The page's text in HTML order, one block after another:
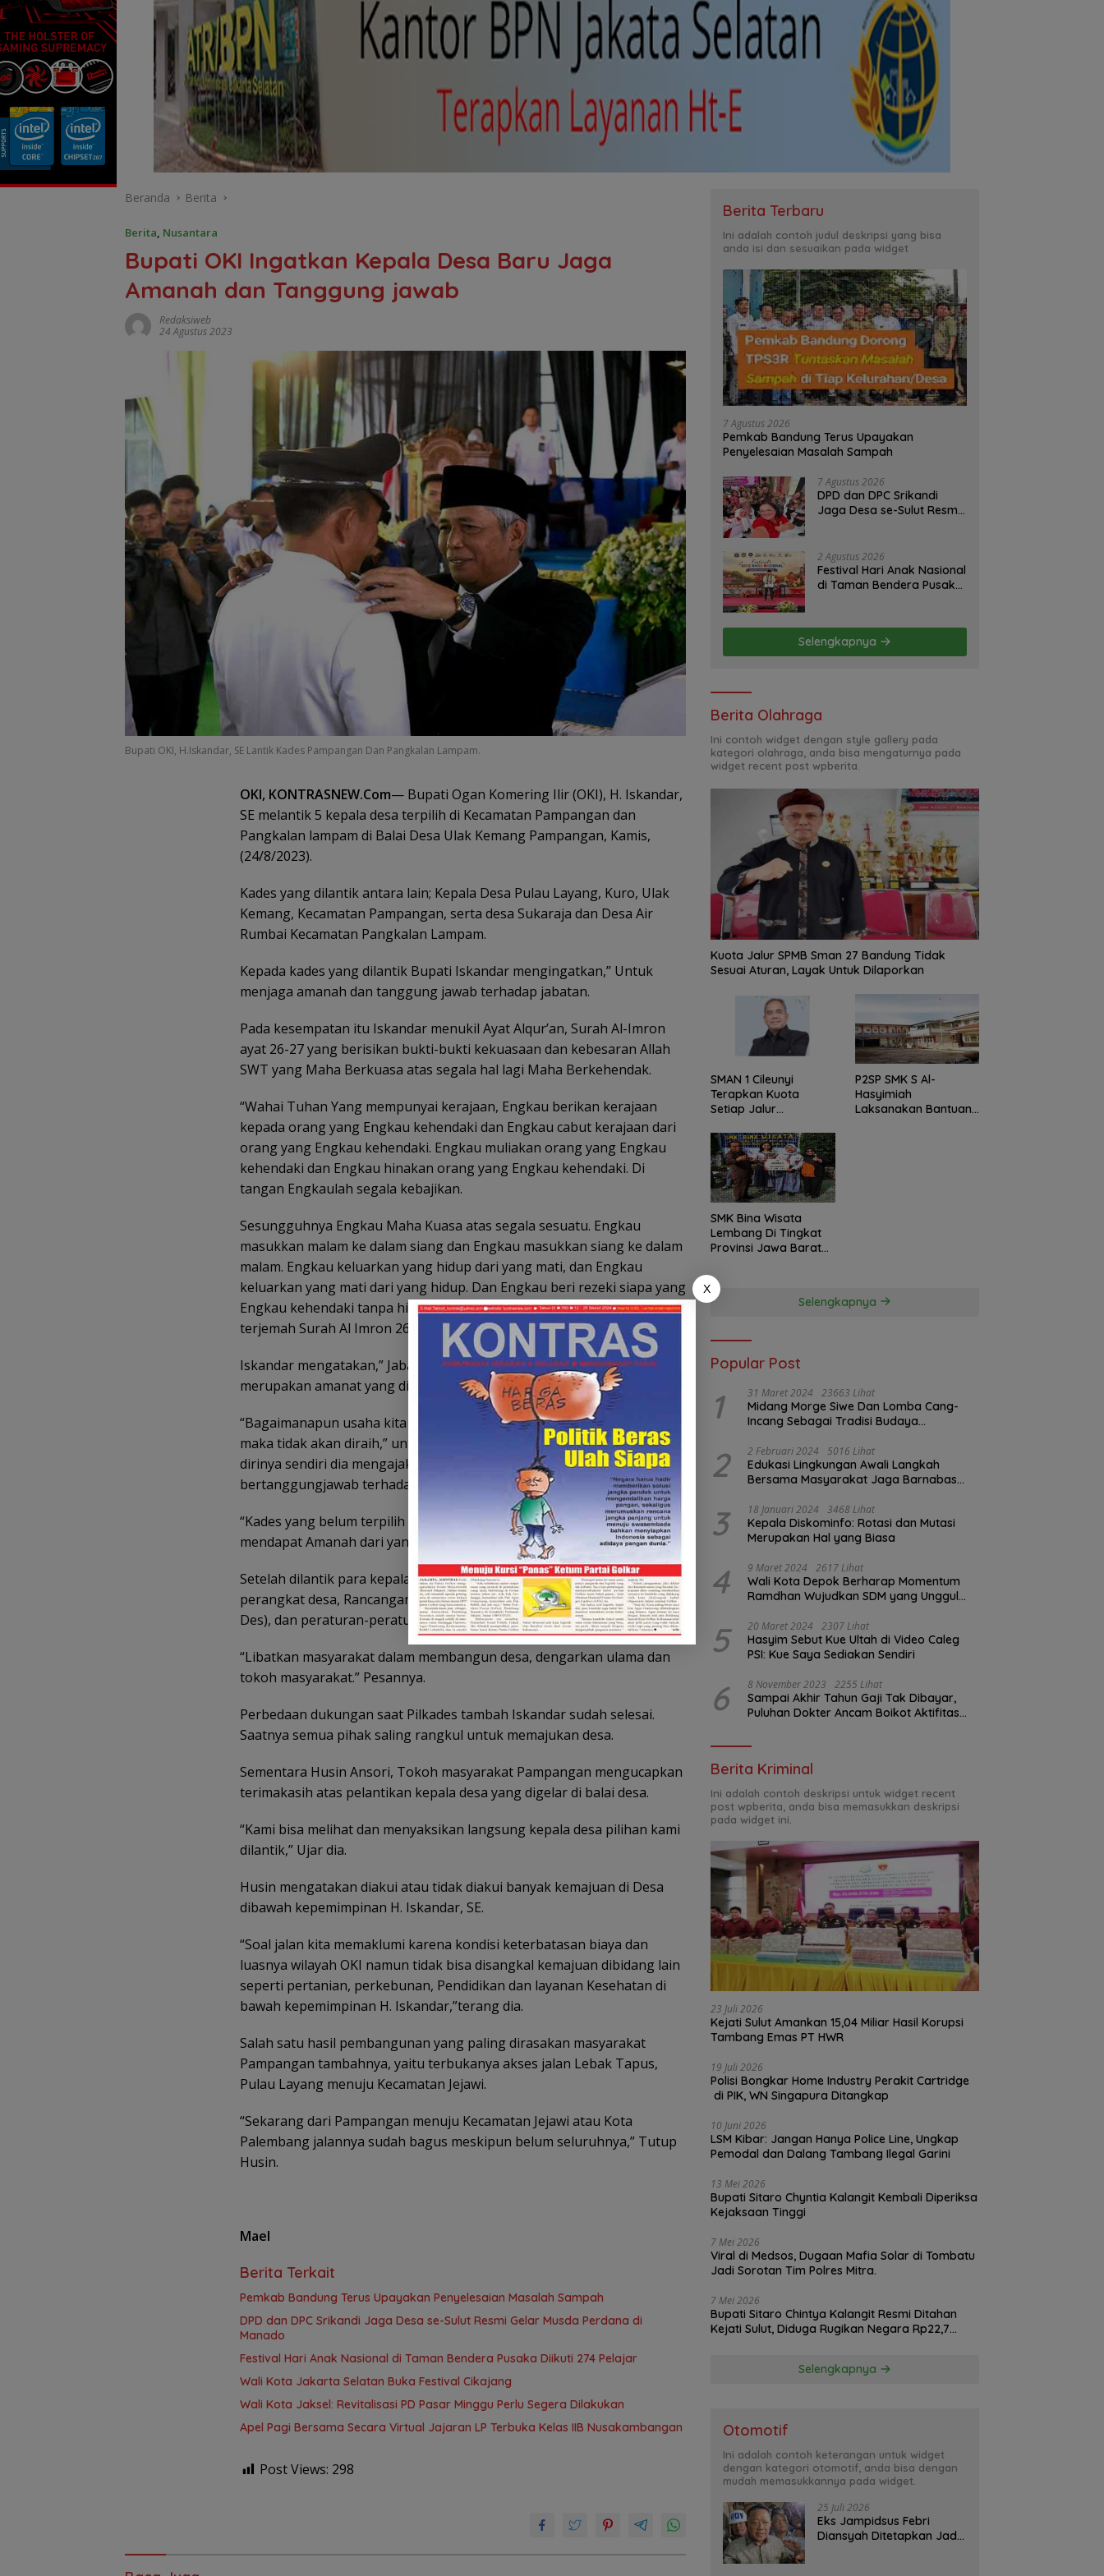
Beranda Berita
Berita, Nusantara
Bupati OKI Ingatkan Kepala Desa Baru Jaga
Amanah dan Tanggung jawab
Redaksiweb
24 Agustus 2023
Bupati OKI, H.Iskandar, SE Lantik Kades Pampangan Dan Pangkalan Lampam.
OKI, KONTRASNEW.Com— Bupati Ogan Komering Ilir (OKI), H. Iskandar,
SE melantik 5 kepala desa terpilih di Kecamatan Pampangan dan
Pangkalan lampam di Balai Desa Ulak Kemang Pampangan, Kamis,
(24/8/2023).
Kades yang dilantik antara lain; Kepala Desa Pulau Layang, Kuro, Ulak
Kemang, Kecamatan Pampangan, serta desa Sukaraja dan Desa Air
Rumbai Kecamatan Pangkalan Lampam.
Kepada kades yang dilantik Bupati Iskandar mengingatkan,” Untuk
menjaga amanah dan tanggung jawab terhadap jabatan.
Pada kesempatan itu Iskandar menukil Ayat Alqur’an, Surah Al-Imron
ayat 26-27 yang berisikan bukti-bukti kekuasaan dan kebesaran Allah
SWT yang Maha Berkuasa atas segala hal lagi Maha Berkehendak.
“Wahai Tuhan Yang mempunyai kerajaan, Engkau berikan kerajaan
kepada orang yang Engkau kehendaki dan Engkau cabut kerajaan dari
orang yang Engkau kehendaki. Engkau muliakan orang yang Engkau
kehendaki dan Engkau hinakan orang yang Engkau kehendaki. Di
tangan Engkaulah segala kebajikan.
Sesungguhnya Engkau Maha Kuasa atas segala sesuatu. Engkau
masukkan malam ke dalam siang dan Engkau masukkan siang ke dalam
malam. Engkau keluarkan yang hidup dari yang mati, dan Engkau
keluarkan yang mati dari yang hidup. Dan Engkau beri rezeki siapa yang
Engkau kehendaki tanpa hisab (batas) ,” Ujar Iskandar membacakan
terjemah Surah Al Imron 26-27.
Iskandar mengatakan,” Jabatan yang diemban para kepala desa
merupakan amanat yang diberikan Allah SWT.
“Bagaimanapun usaha kita untuk meraih jabatan, jika tidak di suratkan
maka tidak akan diraih,” untuk itu ujar Iskandar selain mengingatkan
dirinya sendiri dia mengajak para kades untuk menunaikan Amanah dan
bertanggungjawab terhadap jabatan yang diemban.
“Kades yang belum terpilih bukan berarti tidak baik, tapi belum
mendapat Amanah dari yang Maha Kuasa,” Ujar Iskandar.
Setelah dilantik para kepala desa diminta untuk segera organisasi
perangkat desa, Rancangan Pembangungan Jangka Menengah (RPJM-
Des), dan peraturan-peraturan desa.
“Libatkan masyarakat dalam membangun desa, dengarkan ulama dan
tokoh masyarakat.” Pesannya.
Perbedaan dukungan saat Pilkades tambah Iskandar sudah selesai.
Saatnya semua pihak saling rangkul untuk memajukan desa.
Sementara Husin Ansori, Tokoh masyarakat Pampangan mengucapkan
terimakasih atas pelantikan kepala desa yang digelar di balai desa.
“Kami bisa melihat dan menyaksikan langsung kepala desa pilihan kami
dilantik,” Ujar dia.
Husin mengatakan diakui atau tidak diakui banyak kemajuan di Desa
dibawah kepemimpinan H. Iskandar, SE.
“Soal jalan kita memaklumi karena kondisi keterbatasan biaya dan
luasnya wilayah OKI namun tidak bisa disangkal kemajuan dibidang lain
seperti pertanian, perkebunan, Pendidikan dan layanan Kesehatan di
bawah kepemimpinan H. Iskandar,”terang dia.
Salah satu hasil pembangunan yang paling dirasakan masyarakat
Pampangan tambahnya, yaitu terbukanya akses jalan Lebak Tapus,
Pulau Layang menuju Kecamatan Jejawi.
“Sekarang dari Pampangan menuju Kecamatan Jejawi atau Kota
Palembang jalannya sudah bagus meskipun belum seluruhnya,” Tutup
Husin.
Mael
Berita Terkait
Pemkab Bandung Terus Upayakan Penyelesaian Masalah Sampah
DPD dan DPC Srikandi Jaga Desa se-Sulut Resmi Gelar Musda Perdana di
Manado
Festival Hari Anak Nasional di Taman Bendera Pusaka Diikuti 274 Pelajar
Wali Kota Jakarta Selatan Buka Festival Cikajang
Wali Kota Jaksel: Revitalisasi PD Pasar Minggu Perlu Segera Dilakukan
Apel Pagi Bersama Secara Virtual Jajaran LP Terbuka Kelas IIB Nusakambangan
Post Views: 298
Berita Terbaru
Ini adalah contoh judul deskripsi yang bisa
anda isi dan sesuaikan pada widget
7 Agustus 2026
Pemkab Bandung Terus Upayakan
Penyelesaian Masalah Sampah
7 Agustus 2026
DPD dan DPC Srikandi
Jaga Desa se-Sulut Resmi
2 Agustus 2026
Festival Hari Anak Nasional
di Taman Bendera Pusaka
Selengkapnya
Berita Olahraga
Ini contoh widget dengan style gallery pada
kategori olahraga, anda bisa mengaturnya pada
widget recent post wpberita.
Kuota Jalur SPMB Sman 27 Bandung Tidak
Sesuai Aturan, Layak Untuk Dilaporkan
SMAN 1 Cileunyi
Terapkan Kuota
Setiap Jalur
2026 Tidak Sesuai
Teknis Layak Untuk
Dilaporkan
P2SP SMK S Al-
Hasyimiah
Laksanakan Bantuan
SMK Bina Wisata
Lembang Di Tingkat
Provinsi Jawa Barat
Jumlah Siswanya
Menurun
Selengkapnya
Popular Post
1 31 Maret 2024 23663 Lihat
Midang Morge Siwe Dan Lomba Cang-
Incang Sebagai Tradisi Budaya
2 2 Februari 2024 5016 Lihat
Edukasi Lingkungan Awali Langkah
Bersama Masyarakat Jaga Barnabas
3 18 Januari 2024 3468 Lihat
Kepala Diskominfo: Rotasi dan Mutasi
Merupakan Hal yang Biasa
4 9 Maret 2024 2617 Lihat
Wali Kota Depok Berharap Momentum
Ramdhan Wujudkan SDM yang Unggul
5 20 Maret 2024 2307 Lihat
Hasyim Sebut Kue Ultah di Video Caleg
PSI: Kue Saya Sediakan Sendiri
6 8 November 2023 2255 Lihat
Sampai Akhir Tahun Gaji Tak Dibayar,
Puluhan Dokter Ancam Boikot Aktifitas
Berita Kriminal
Ini adalah contoh deskripsi untuk widget recent
post wpberita, anda bisa memasukkan deskripsi
pada widget ini.
23 Juli 2026
Kejati Sulut Amankan 15,04 Miliar Hasil Korupsi
Tambang Emas PT HWR
19 Juli 2026
Polisi Bongkar Home Industry Perakit Cartridge
di PIK, WN Singapura Ditangkap
10 Juni 2026
LSM Kibar: Jangan Hanya Police Line, Ungkap
Pemodal dan Dalang Tambang Ilegal Garini
13 Mei 2026
Bupati Sitaro Chyntia Kalangit Kembali Diperiksa
Kejaksaan Tinggi
7 Mei 2026
Viral di Medsos, Dugaan Mafia Solar di Tombatu
Jadi Sorotan Tim Polres Mitra.
7 Mei 2026
Bupati Sitaro Chintya Kalangit Resmi Ditahan
Kejati Sulut, Diduga Rugikan Negara Rp22,7
Selengkapnya
Otomotif
Ini adalah contoh keterangan untuk widget
dengan kategori otomotif, anda bisa dengan
mudah memasukkannya pada widget.
25 Juli 2026
Eks Jampidsus Febri
Diansyah Ditetapkan Jadi
X